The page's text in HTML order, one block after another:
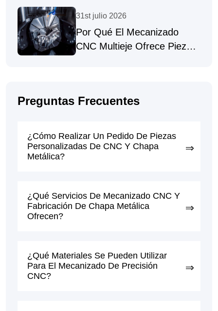
31st julio 2026
Por Qué El Mecanizado
CNC Multieje Ofrece Piezas
Preguntas Frecuentes
¿Cómo Realizar Un Pedido De Piezas
Personalizadas De CNC Y Chapa
Metálica?
¿Qué Servicios De Mecanizado CNC Y
Fabricación De Chapa Metálica
Ofrecen?
¿Qué Materiales Se Pueden Utilizar
Para El Mecanizado De Precisión
CNC?